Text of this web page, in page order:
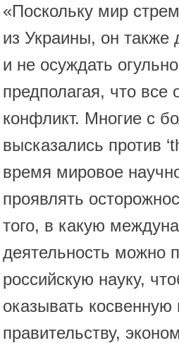
«Поскольку мир
из Украины, он также
и не осуждать
предполагая, что все
конфликт. Многие с
высказались против
время мировое
проявлять
того, в какую
деятельность можно
российскую науку,
оказывать
правительству,